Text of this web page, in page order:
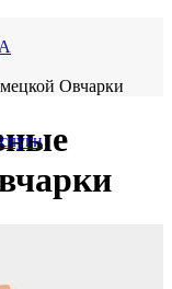
Овчарки